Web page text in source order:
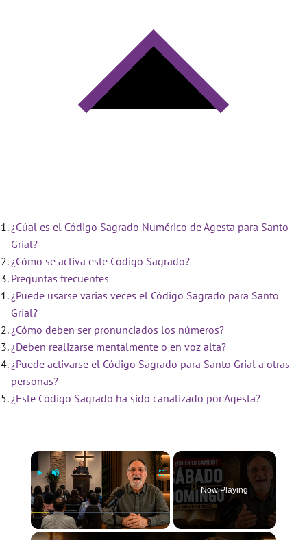
¿Cúal es el Código Sagrado Numérico de Agesta para Santo
Grial?
¿Cómo se activa este Código Sagrado?
Preguntas frecuentes
¿Puede usarse varias veces el Código Sagrado para Santo
Grial?
¿Cómo deben ser pronunciados los números?
¿Deben realizarse mentalmente o en voz alta?
¿Puede activarse el Código Sagrado para Santo Grial a otras
personas?
¿Este Código Sagrado ha sido canalizado por Agesta?
×
Play Unmute
Now Playing
×